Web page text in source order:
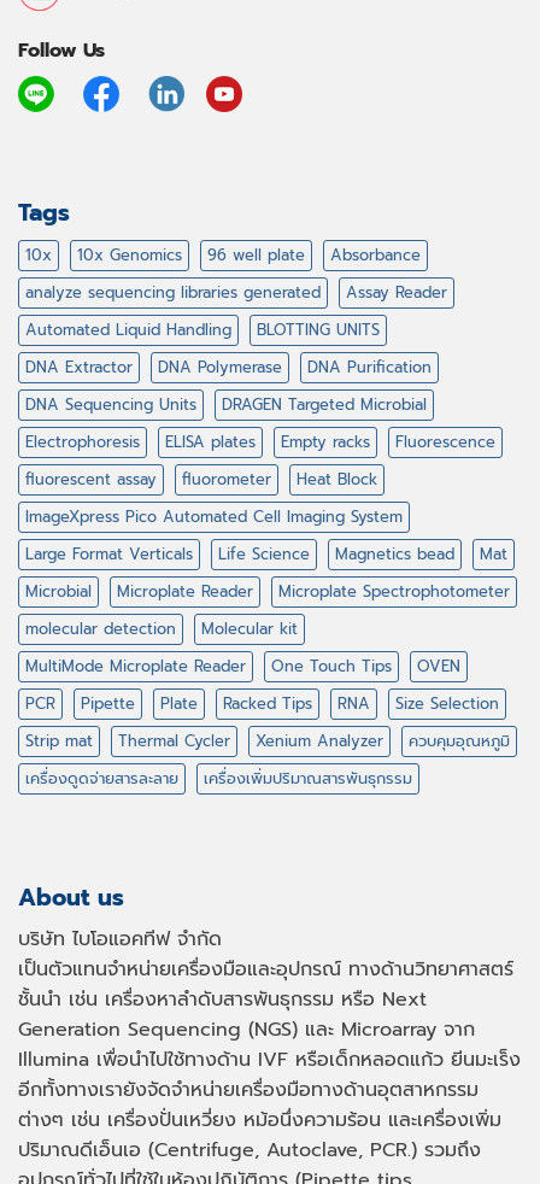
Follow Us
Tags
10x 10x Genomics 96 well plate
Absorbance
analyze sequencing libraries generated
Assay Reader
Automated Liquid Handling
BLOTTING UNITS
DNA Extractor
DNA Polymerase
DNA Purification
DNA Sequencing Units
DRAGEN Targeted Microbial
Electrophoresis
ELISA plates Empty racks
Fluorescence
fluorescent assay
fluorometer
Heat Block
ImageXpress Pico Automated Cell Imaging System
Large Format Verticals
Life Science Magnetics bead
Mat
Microbial
Microplate Reader
Microplate Spectrophotometer
molecular detection
Molecular kit
MultiMode Microplate Reader
One Touch Tips
OVEN
PCR
Pipette Plate Racked Tips RNA
Size Selection
Strip mat
Thermal Cycler Xenium Analyzer
ควบคุมอุณหภูมิ
เครื่องดูดจ่ายสารละลาย
เครื่องเพิ่มปริมาณสารพันธุกรรม
About us
บริษัท ไบโอแอคทีฟ จำกัด
เป็นตัวแทนจำหน่ายเครื่องมือและอุปกรณ์ ทางด้านวิทยาศาสตร์
ชั้นนำ เช่น เครื่องหาลำดับสารพันธุกรรม หรือ Next
Generation Sequencing (NGS) และ Microarray จาก
Illumina เพื่อนำไปใช้ทางด้าน IVF หรือเด็กหลอดแก้ว ยีนมะเร็ง
อีกทั้งทางเรายังจัดจำหน่ายเครื่องมือทางด้านอุตสาหกรรม
ต่างๆ เช่น เครื่องปั่นเหวี่ยง หม้อนึ่งความร้อน และเครื่องเพิ่ม
ปริมาณดีเอ็นเอ (Centrifuge, Autoclave, PCR.) รวมถึง